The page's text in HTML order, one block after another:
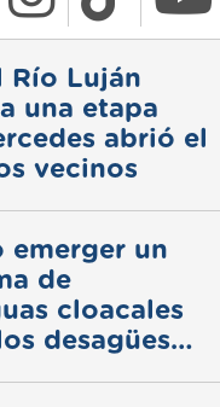
Río Luján
una etapa
abrió el
vecinos
emerger un
de
cloacales
desagües